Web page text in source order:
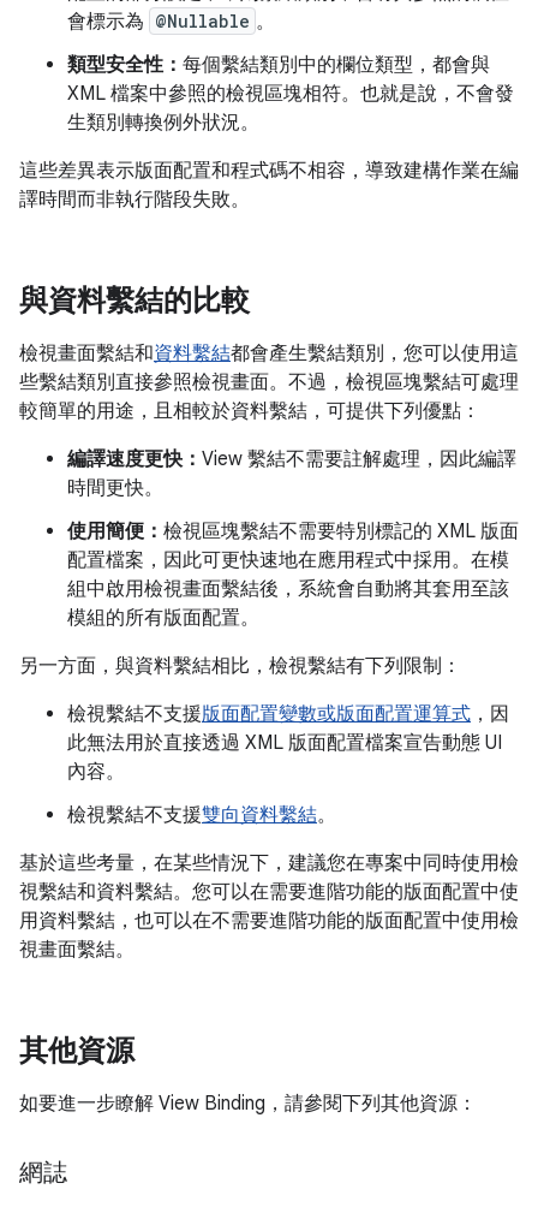
會標示為 @Nullable 。
類型安全性： 每個繫結類別中的欄位類型，都會與
XML 檔案中參照的檢視區塊相符。也就是說，不會發
生類別轉換例外狀況。
這些差異表示版面配置和程式碼不相容，導致建構作業在編
譯時間而非執行階段失敗。
與資料繫結的比較
檢視畫面繫結和資料繫結都會產生繫結類別，您可以使用這
些繫結類別直接參照檢視畫面。不過，檢視區塊繫結可處理
較簡單的用途，且相較於資料繫結，可提供下列優點：
編譯速度更快： View 繫結不需要註解處理，因此編譯
時間更快。
使用簡便： 檢視區塊繫結不需要特別標記的 XML 版面
配置檔案，因此可更快速地在應用程式中採用。在模
組中啟用檢視畫面繫結後，系統會自動將其套用至該
模組的所有版面配置。
另一方面，與資料繫結相比，檢視繫結有下列限制：
檢視繫結不支援版面配置變數或版面配置運算式 ，因
此無法用於直接透過 XML 版面配置檔案宣告動態 UI
內容。
檢視繫結不支援雙向資料繫結。
基於這些考量，在某些情況下，建議您在專案中同時使用檢
視繫結和資料繫結。您可以在需要進階功能的版面配置中使
用資料繫結，也可以在不需要進階功能的版面配置中使用檢
視畫面繫結。
其他資源
如要進一步瞭解 View Binding，請參閱下列其他資源：
網誌